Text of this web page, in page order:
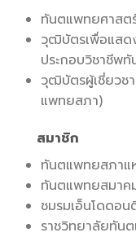
ทันตแพทยศาส
วุฒิบัตรเพื่อแสด
ประกอบวิชาชีพ
วุฒิบัตรผู้เชี่ยวช
แพทยสภา)
สมาชิก
ทันตแพทยสภาแ
ทันตแพทยสมาค
ชมรมเอ็นโดดอน
ราชวิทยาลัยทัน